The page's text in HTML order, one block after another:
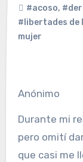
#acoso,
#libertades de
mujer
Anónimo
Durante mi
pero omití
que casi me